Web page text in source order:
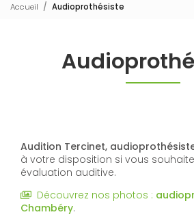
Accueil Audioprothésiste
Audition Tercinet,
à votre disposition si vous
évaluation auditive.
Découvrez nos photos :
Chambéry.